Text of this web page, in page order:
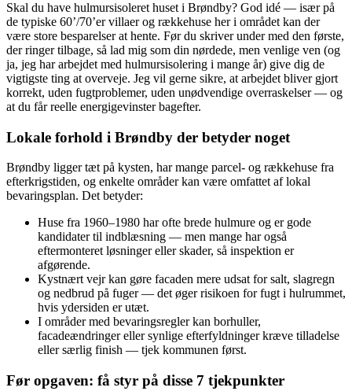
Skal du have hulmursisoleret huset i Brøndby? God idé — især på
de typiske 60’/70’er villaer og rækkehuse her i området kan der
være store besparelser at hente. Før du skriver under med den første,
der ringer tilbage, så lad mig som din nørdede, men venlige ven (og
ja, jeg har arbejdet med hulmursisolering i mange år) give dig de
vigtigste ting at overveje. Jeg vil gerne sikre, at arbejdet bliver gjort
korrekt, uden fugtproblemer, uden unødvendige overraskelser — og
at du får reelle energigevinster bagefter.
Lokale forhold i Brøndby der betyder noget
Brøndby ligger tæt på kysten, har mange parcel- og rækkehuse fra
efterkrigstiden, og enkelte områder kan være omfattet af lokal
bevaringsplan. Det betyder:
Huse fra 1960–1980 har ofte brede hulmure og er gode
kandidater til indblæsning — men mange har også
eftermonteret løsninger eller skader, så inspektion er
afgørende.
Kystnært vejr kan gøre facaden mere udsat for salt, slagregn
og nedbrud på fuger — det øger risikoen for fugt i hulrummet,
hvis ydersiden er utæt.
I områder med bevaringsregler kan borhuller,
facadeændringer eller synlige efterfyldninger kræve tilladelse
eller særlig finish — tjek kommunen først.
Før opgaven: få styr på disse 7 tjekpunkter